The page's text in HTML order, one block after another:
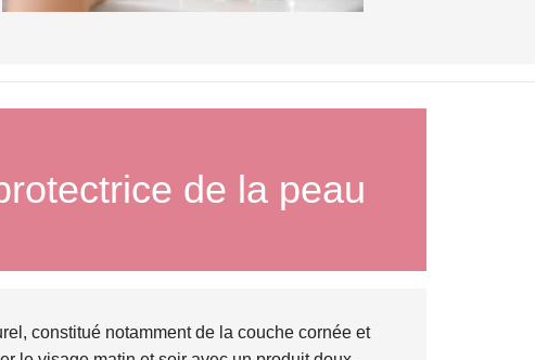
de la peau
constitué notamment de la couche cornée et